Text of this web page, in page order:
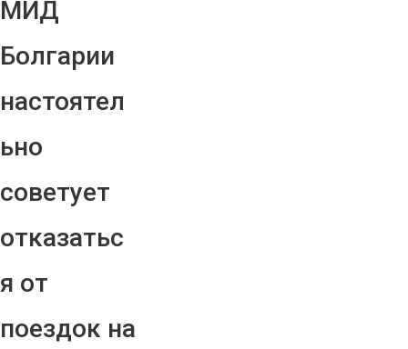
МИД
Болгарии
настоятел
ьно
советует
отказатьс
я от
поездок на